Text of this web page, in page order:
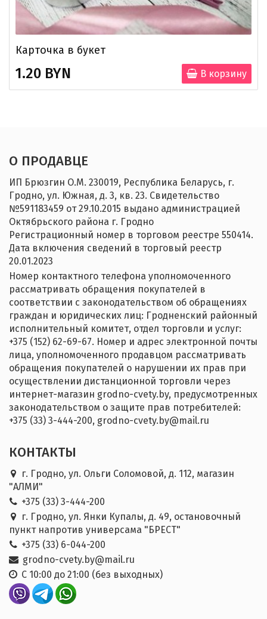
Карточка в букет
1.20 BYN В корзину
О ПРОДАВЦЕ
ИП Брюзгин О.М. 230019, Республика Беларусь, г.
Гродно, ул. Южная, д. 3, кв. 23. Свидетельство
№‎591183459 от 29.10.2015 выдано администрацией
Октябрьского района г. Гродно
Регистрационный номер в торговом реестре 550414.
Дата включения сведений в торговый реестр
20.01.2023
Номер контактного телефона уполномоченного
рассматривать обращения покупателей в
соответствии с законодательством об обращениях
граждан и юридических лиц: Гродненский районный
исполнительный комитет, отдел торговли и услуг:
+375 (152) 62-69-67. Номер и адрес электронной почты
лица, уполномоченного продавцом рассматривать
обращения покупателей о нарушении их прав при
осуществлении дистанционной торговли через
интернет-магазин grodno-cvety.by, предусмотренных
законодательством о защите прав потребителей:
+375 (33) 3-444-200, grodno-cvety.by@mail.ru
КОНТАКТЫ
г. Гродно, ул. Ольги Соломовой, д. 112, магазин
"АЛМИ"
+375 (33) 3-444-200
г. Гродно, ул. Янки Купалы, д. 49, остановочный
пункт напротив универсама "БРЕСТ"
+375 (33) 6-044-200
grodno-cvety.by@mail.ru
С 10:00 до 21:00 (без выходных)